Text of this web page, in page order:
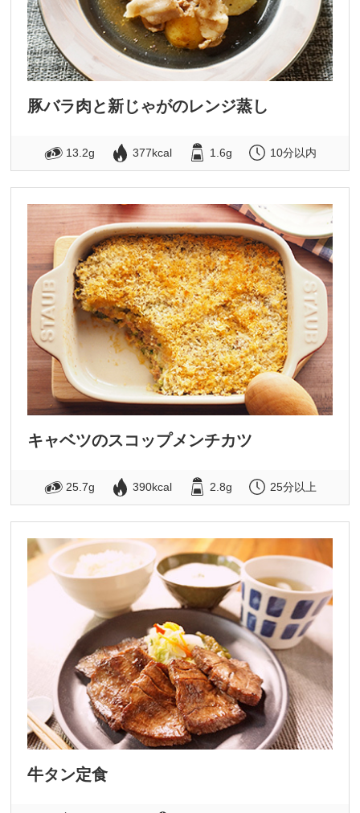
豚バラ肉と新じゃがのレンジ蒸し
13.2g 377kcal 1.6g 10分以内
キャベツのスコップメンチカツ
25.7g 390kcal 2.8g 25分以上
牛タン定食